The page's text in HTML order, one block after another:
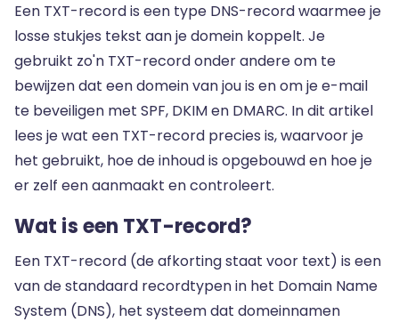
Een TXT-record is een type DNS-record waarmee je
losse stukjes tekst aan je domein koppelt. Je
gebruikt zo'n TXT-record onder andere om te
bewijzen dat een domein van jou is en om je e-mail
te beveiligen met SPF, DKIM en DMARC. In dit artikel
lees je wat een TXT-record precies is, waarvoor je
het gebruikt, hoe de inhoud is opgebouwd en hoe je
er zelf een aanmaakt en controleert.
Wat is een TXT-record?
Een TXT-record (de afkorting staat voor text) is een
van de standaard recordtypen in het Domain Name
System (DNS), het systeem dat domeinnamen